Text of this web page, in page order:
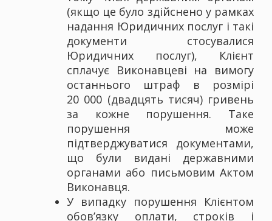
(якщо це було здійснено у рамках
надання Юридичних послуг і такі
документи стосувалися
Юридичних послуг), Клієнт
сплачує Виконавцеві на вимогу
останнього штраф в розмірі
20 000 (двадцять тисяч) гривень
за кожне порушення. Таке
порушення може
підтверджуватися документами,
що були видані державними
органами або письмовим Актом
Виконавця.
У випадку порушення Клієнтом
обов’язку оплати, строків і